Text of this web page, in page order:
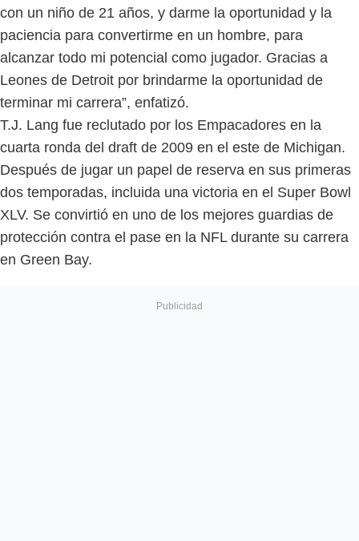
con un niño de 21 años, y darme la oportunidad y la
paciencia para convertirme en un hombre, para
alcanzar todo mi potencial como jugador. Gracias a
Leones de Detroit por brindarme la oportunidad de
terminar mi carrera”, enfatizó.
T.J. Lang fue reclutado por los Empacadores en la
cuarta ronda del draft de 2009 en el este de Michigan.
Después de jugar un papel de reserva en sus primeras
dos temporadas, incluida una victoria en el Super Bowl
XLV. Se convirtió en uno de los mejores guardias de
protección contra el pase en la NFL durante su carrera
en Green Bay.